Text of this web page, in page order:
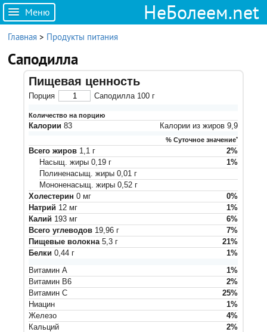
Меню НеБолеем.net
Главная > Продукты питания
Саподилла
Пищевая ценность
Порция Саподилла 100 г
Количество на порцию
Калории83 Калории из жиров9,9
% Суточное значение*
Всего жиров 1,1 г 2%
Насыщ. жиры0,19 г 1%
Полиненасыщ. жиры0,01 г
Мононенасыщ. жиры0,52 г
Холестерин0 мг 0%
Натрий 12 мг 1%
Калий 193 мг 6%
Всего углеводов 19,96 г 7%
Пищевые волокна5,3 г 21%
Белки0,44 г 1%
Витамин A
1%
Витамин B6
2%
Витамин C
25%
Ниацин
1%
Железо
4%
Кальций
2%